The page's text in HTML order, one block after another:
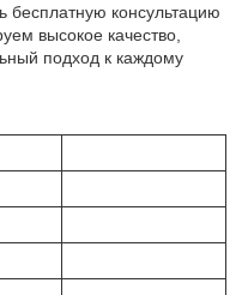
бесплатную консультацию
высокое качество,
подход к каждому